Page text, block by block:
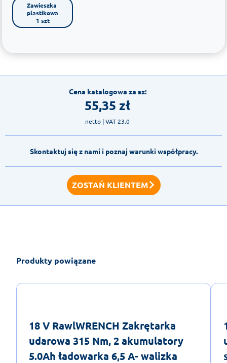
Zawieszka
plastikowa
1 szt
Cena katalogowa za sz:
55,35 zł
netto | VAT 23.0
Skontaktuj się z nami i poznaj warunki współpracy.
ZOSTAŃ KLIENTEM
Produkty powiązane
18 V RawlWRENCH Zakrętarka
udarowa 315 Nm, 2 akumulatory
5.0Ah ładowarka 6,5 A- walizka